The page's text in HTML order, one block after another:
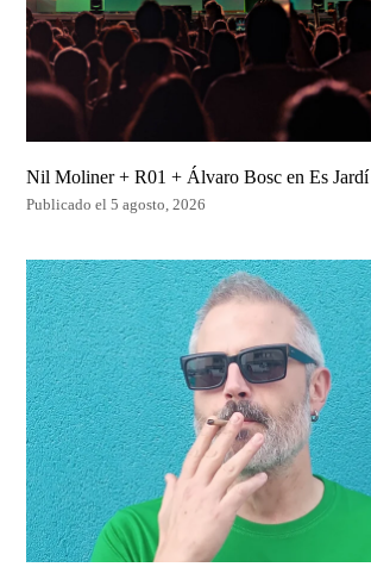
Nil Moliner + R01 + Álvaro Bosc en Es Jardí
Publicado el 5 agosto, 2026